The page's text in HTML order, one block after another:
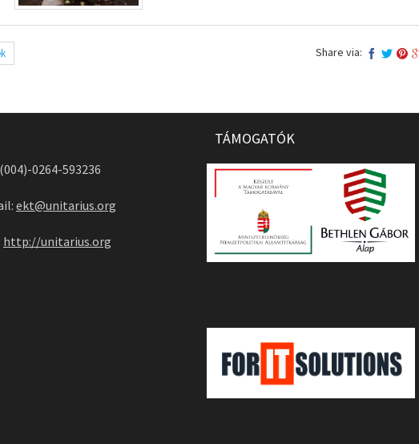
Share via:
0264-593236
ekt@unitarius.org
http://unitarius.org
TÁMOGATÓK